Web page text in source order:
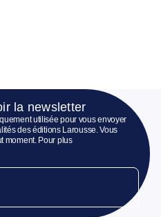
la newsletter
utilisée pour vous envoyer
des éditions Larousse. Vous
moment. Pour plus